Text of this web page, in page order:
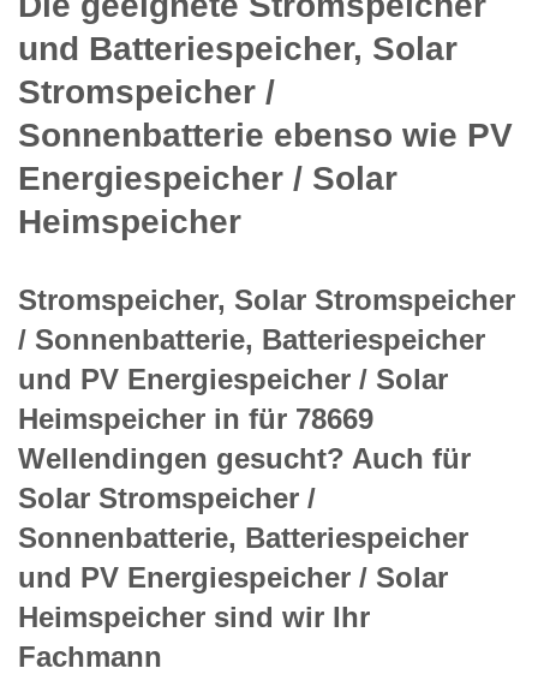
und Batteriespeicher, Solar
Stromspeicher /
Sonnenbatterie ebenso wie PV
Energiespeicher / Solar
Heimspeicher
Stromspeicher, Solar Stromspeicher
/ Sonnenbatterie, Batteriespeicher
und PV Energiespeicher / Solar
Heimspeicher in für 78669
Wellendingen gesucht? Auch für
Solar Stromspeicher /
Sonnenbatterie, Batteriespeicher
und PV Energiespeicher / Solar
Heimspeicher sind wir Ihr
Fachmann